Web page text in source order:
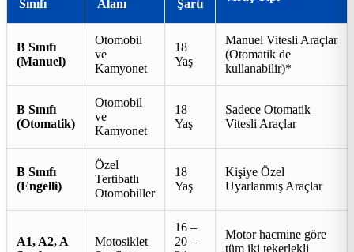
Sınıfı
Alanı
Şartı
B Sınıfı
(Manuel)
Otomobil
ve
Kamyonet
18
Yaş
Manuel Vitesli Araçlar
(Otomatik de
kullanabilir)*
B Sınıfı
(Otomatik)
Otomobil
ve
Kamyonet
18
Yaş
Sadece Otomatik
Vitesli Araçlar
B Sınıfı
(Engelli)
Özel
Tertibatlı
Otomobiller
18
Yaş
Kişiye Özel
Uyarlanmış Araçlar
A1, A2, A
Motosiklet
16 –
20 –
Motor hacmine göre
tüm iki tekerlekli